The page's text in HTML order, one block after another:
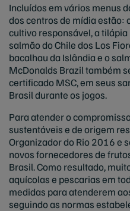
Incluídos em vários menus
dos centros de mídia estão:
cultivo responsável, a
salmão do Chile dos Los
bacalhau da Islândia e o
McDonalds Brazil também
certificado MSC, em seus
Brasil durante os jogos.
Para atender o
sustentáveis e de origem
Organizador do Rio 2016 e
novos fornecedores de
Brasil. Como resultado,
aquícolas e pescarias em
medidas para atenderem
seguindo as normas